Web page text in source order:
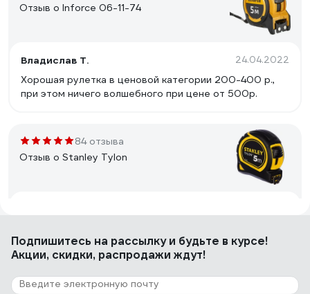
Отзыв о Inforce 06-11-74
Владислав Т. 24.04.2022
Хорошая рулетка в ценовой категории 200-400 р.,
при этом ничего волшебного при цене от 500р.
84 отзыва
Отзыв о Stanley Tylon
которая препятствует ее оцарапыванию и цена, на
все 5 метров спокойно можно развернуть не боясь
Подпишитесь на рассылкуи будьте в курсе!
Акции, скидки, распродажи ждут!